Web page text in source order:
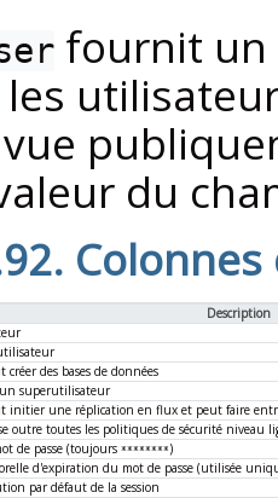
fournit un
du
Description
des bases de données
superutilisateur
initier une réplication en flux et peut faire
outre toutes les politiques de sécurité niveau
de passe (toujours ********)
d'expiration du mot de passe (utilisée
par défaut de la session